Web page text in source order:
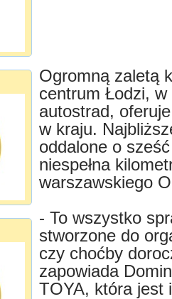
Ogromną zaletą
centrum Łodzi, w
autostrad,
w kraju.
oddalone o
niespełna
warszawskiego
- To wszystko
stworzone do
czy choćby
zapowiada
TOYA, która jest